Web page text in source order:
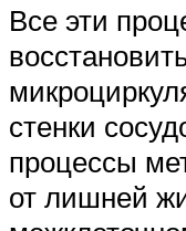
Все эти
стенки
процессы
от лишней